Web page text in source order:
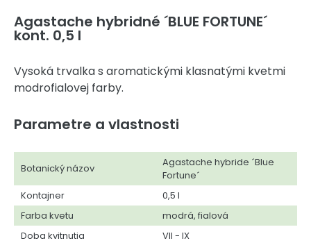
Agastache hybridné ´BLUE FORTUNE´
kont. 0,5 l
Vysoká trvalka s aromatickými klasnatými kvetmi
modrofialovej farby.
Parametre a vlastnosti
Botanický názov
Agastache hybride ´Blue
Fortune´
Kontajner
0,5 l
Farba kvetu
modrá, fialová
Doba kvitnutia
VII - IX